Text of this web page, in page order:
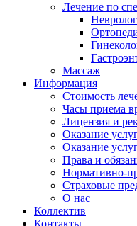
Лечение по
Массаж
Информация
Стоимость
Часы приема
Лицензия и
Оказание
Оказание
Права и
Нормативно-
Страховые
О нас
Коллектив
Контакты